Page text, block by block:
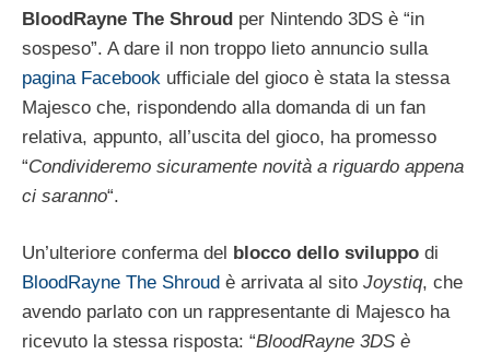
BloodRayne The Shroud per Nintendo 3DS è “in
sospeso”. A dare il non troppo lieto annuncio sulla
pagina Facebook ufficiale del gioco è stata la stessa
Majesco che, rispondendo alla domanda di un fan
relativa, appunto, all’uscita del gioco, ha promesso
“Condivideremo sicuramente novità a riguardo appena
ci saranno“.
Un’ulteriore conferma del blocco dello sviluppo di
BloodRayne The Shroud è arrivata al sito Joystiq, che
avendo parlato con un rappresentante di Majesco ha
ricevuto la stessa risposta: “BloodRayne 3DS è